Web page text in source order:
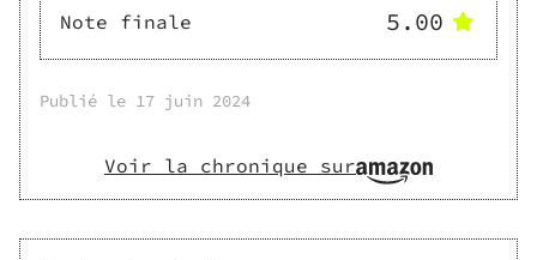
Note finale 5.00
Publié le 17 juin 2024
Voir la chronique sur